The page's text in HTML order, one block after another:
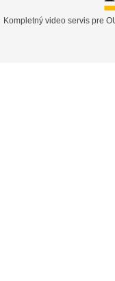
Kompletný video servis pre